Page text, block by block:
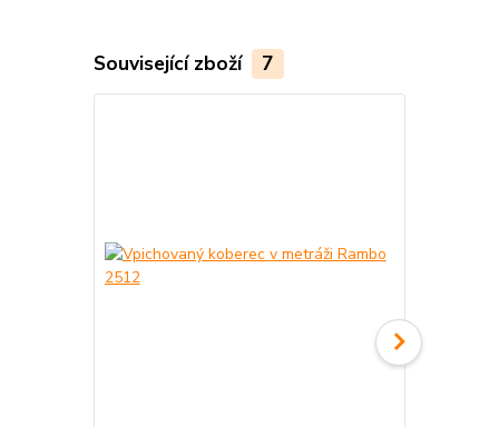
Související zboží 7